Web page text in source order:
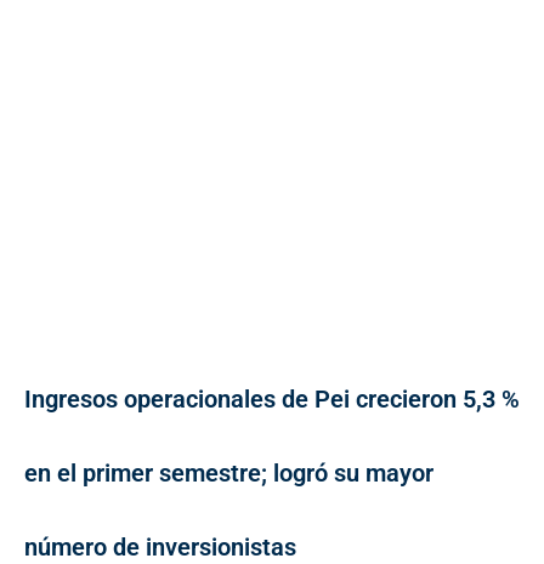
Ingresos operacionales de Pei crecieron 5,3 %
en el primer semestre; logró su mayor
número de inversionistas